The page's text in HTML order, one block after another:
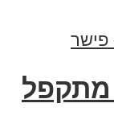
מתקפל